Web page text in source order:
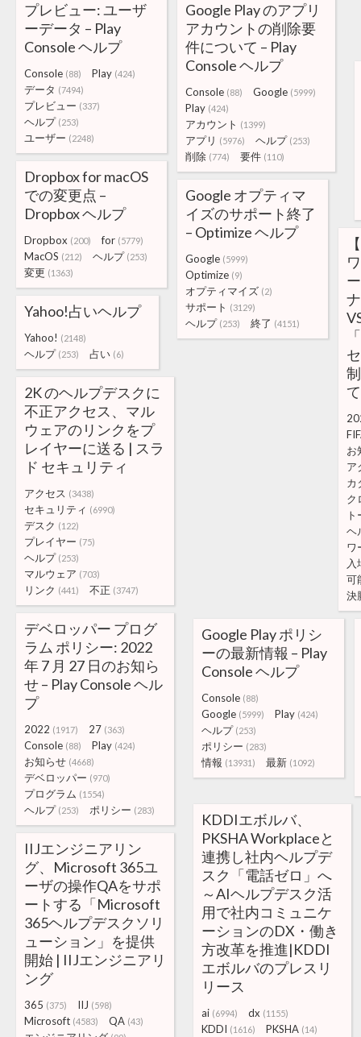
プレビュー: ユーザ
ーデータ – Play
Console ヘルプ
Console (88) Play (424)
データ (7494)
プレビュー (337)
ヘルプ (253)
ユーザー (2248)
Google Play のアプリ
アカウントの削除要
件について – Play
Console ヘルプ
Console (88) Google (5999)
Play (424)
アカウント (1399)
アプリ (5976) ヘルプ (253)
削除 (774) 要件 (110)
Dropbox for macOS
での変更点 –
Dropbox ヘルプ
Dropbox (200) for (5779)
MacOS (212) ヘルプ (253)
変更 (1363)
Google オプティマ
イズのサポート終了
– Optimize ヘルプ
Google (5999)
Optimize (9)
オプティマイズ (2)
サポート (3129)
ヘルプ (253) 終了 (4151)
お
ア
カ
ク
ヘ
ワ
入
可
決
Yahoo!占いヘルプ
Yahoo! (2148)
ヘルプ (253) 占い (6)
2K のヘルプデスクに
不正アクセス、マル
ウェアのリンクをプ
レイヤーに送る | スラ
ド セキュリティ
アクセス (3438)
セキュリティ (6990)
デスク (122)
プレイヤー (75)
ヘルプ (253)
マルウェア (703)
リンク (441) 不正 (3747)
デベロッパー プログ
ラム ポリシー: 2022
年 7 月 27 日のお知ら
せ – Play Console ヘル
プ
2022 (1917) 27 (363)
Console (88) Play (424)
お知らせ (4668)
デベロッパー (970)
プログラム (1554)
ヘルプ (253) ポリシー (283)
Google Play ポリシ
ーの最新情報 – Play
Console ヘルプ
Console (88)
Google (5999) Play (424)
ヘルプ (253)
ポリシー (283)
情報 (13931) 最新 (1092)
KDDIエボルバ、
PKSHA Workplaceと
連携し社内ヘルプデ
スク「電話ゼロ」へ
～AIヘルプデスク活
用で社内コミュニケ
ーションのDX・働き
方改革を推進|KDDI
エボルバのプレスリ
リース
ai (6994) dx (1155)
KDDI (1616) PKSHA (14)
IIJエンジニアリン
グ、Microsoft 365ユ
ーザの操作QAをサポ
ートする「Microsoft
365ヘルプデスクソリ
ューション」を提供
開始 | IIJエンジニアリ
ング
365 (375) IIJ (598)
Microsoft (4583) QA (43)